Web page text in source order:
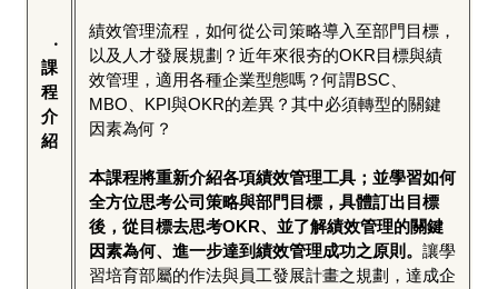
‧
課
程
介
紹
績效管理流程，如何從公司策略導入至部門目標，
以及人才發展規劃？近年來很夯的OKR目標與績
效管理，適用各種企業型態嗎？何謂BSC、
MBO、KPI與OKR的差異？其中必須轉型的關鍵
因素為何？
本課程將重新介紹各項績效管理工具；並學習如何
全方位思考公司策略與部門目標，具體訂出目標
後，從目標去思考OKR、並了解績效管理的關鍵
因素為何、進一步達到績效管理成功之原則。讓學
習培育部屬的作法與員工發展計畫之規劃，達成企